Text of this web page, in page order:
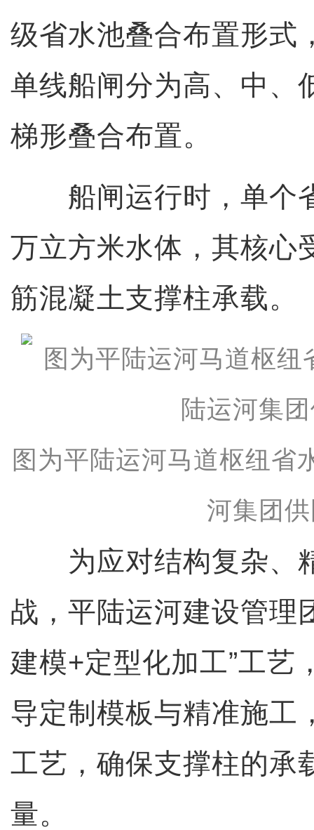
级省水池叠合布置形式
单线船闸分为高、中、
梯形叠合布置。
船闸运行时，单个
万立方米水体，其核心
筋混凝土支撑柱承载。
图为平陆运河马道枢纽省
河集团
为应对结构复杂、
战，平陆运河建设管理
建模+定型化加工”工艺
导定制模板与精准施工
工艺，确保支撑柱的承
量。